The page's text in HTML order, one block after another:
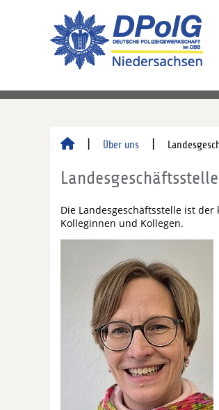
Über uns
Landesgeschäftsstelle
Die Landesgeschäftsstelle ist
Kolleginnen und Kollegen.